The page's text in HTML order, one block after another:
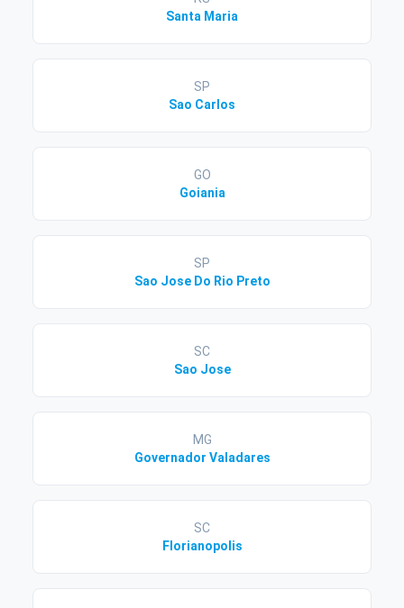
Santa Maria
SP
Sao Carlos
GO
Goiania
SP
Sao Jose Do Rio Preto
SC
Sao Jose
MG
Governador Valadares
SC
Florianopolis